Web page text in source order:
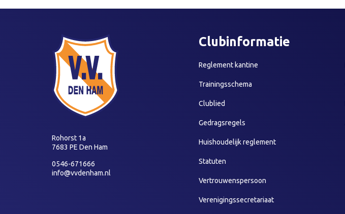
Rohorst 1a
7683 PE Den Ham
0546-671666
info@vvdenham.nl
Clubinformatie
Reglement kantine
Trainingsschema
Clublied
Gedragsregels
Huishoudelijk reglement
Statuten
Vertrouwenspersoon
Verenigingssecretariaat